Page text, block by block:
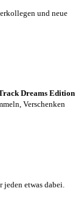
und neue
Dreams Edition
Verschenken
etwas dabei.